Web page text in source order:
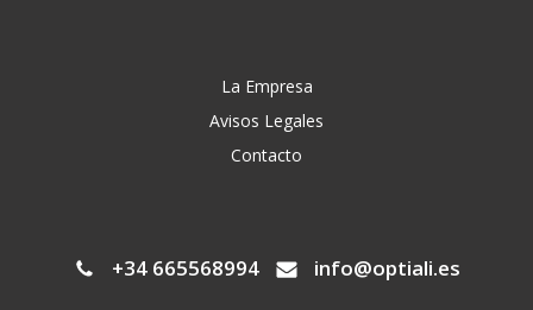
La Empresa
Avisos Legales
Contacto
+34 665568994 info@optiali.es